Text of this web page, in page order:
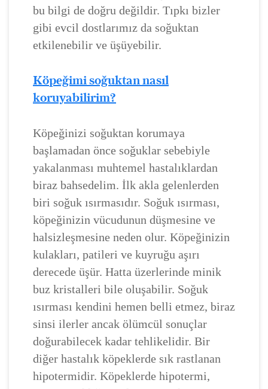
bu bilgi de doğru değildir. Tıpkı bizler
gibi evcil dostlarımız da soğuktan
etkilenebilir ve üşüyebilir.
Köpeğimi soğuktan nasıl
koruyabilirim?
Köpeğinizi soğuktan korumaya
başlamadan önce soğuklar sebebiyle
yakalanması muhtemel hastalıklardan
biraz bahsedelim. İlk akla gelenlerden
biri soğuk ısırmasıdır. Soğuk ısırması,
köpeğinizin vücudunun düşmesine ve
halsizleşmesine neden olur. Köpeğinizin
kulakları, patileri ve kuyruğu aşırı
derecede üşür. Hatta üzerlerinde minik
buz kristalleri bile oluşabilir. Soğuk
ısırması kendini hemen belli etmez, biraz
sinsi ilerler ancak ölümcül sonuçlar
doğurabilecek kadar tehlikelidir. Bir
diğer hastalık köpeklerde sık rastlanan
hipotermidir. Köpeklerde hipotermi,